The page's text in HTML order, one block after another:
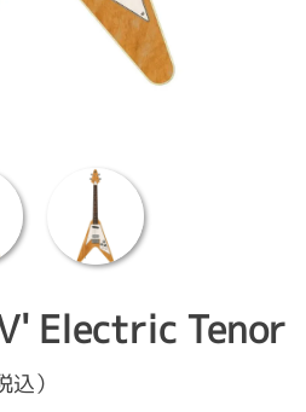
Electric Tenor
）